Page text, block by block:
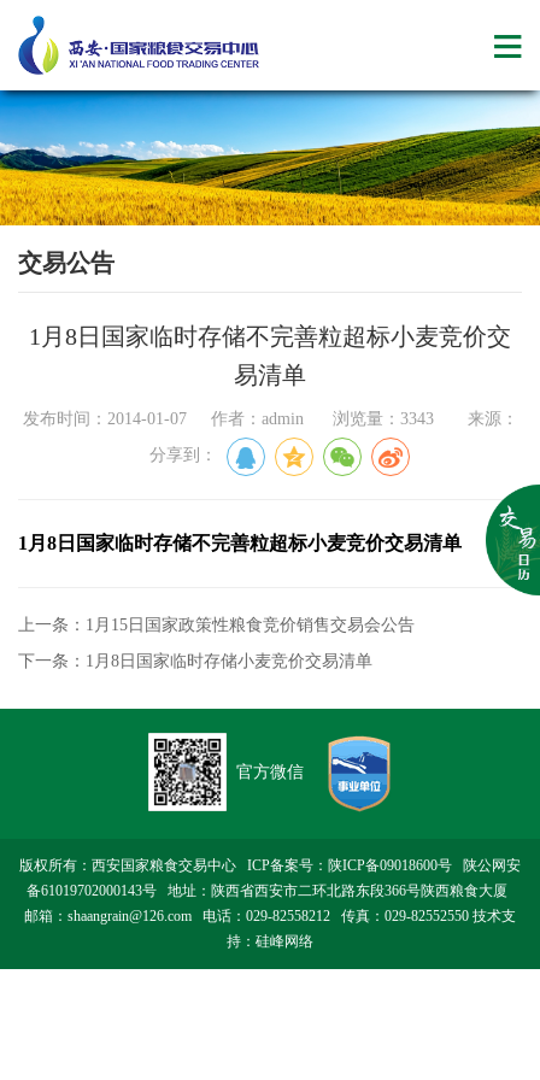
交易公告
1月8日国家临时存储不完善粒超标小麦竞价交
易清单
发布时间：2014-01-07 作者：admin 浏览量：3343 来源：
分享到：
1月8日国家临时存储不完善粒超标小麦竞价交易清单
上一条：1月15日国家政策性粮食竞价销售交易会公告
下一条：1月8日国家临时存储小麦竞价交易清单
官方微信
版权所有：西安国家粮食交易中心 ICP备案号： 陕ICP备09018600号
陕公网安
备61019702000143号地址：陕西省西安市二环北路东段366号陕西粮食大厦
邮箱：shaangrain@126.com 电话：029-82558212 传真：029-82552550 技术支
持： 硅峰网络